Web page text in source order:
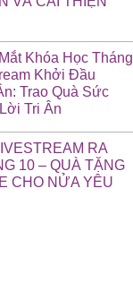
Khóa Học Tháng
Khởi Đầu
Trao Quà Sức
Tri Ân
RA
10 – QUÀ TẶNG
CHO NỬA YÊU